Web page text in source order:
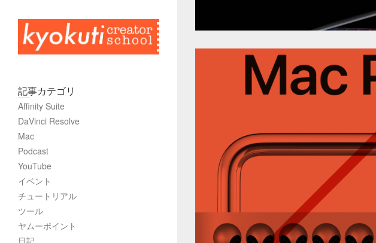
記事カテゴリ
Affinity Suite
DaVinci Resolve
Mac
Podcast
YouTube
イベント
チュートリアル
ツール
ヤムーポイント
日記